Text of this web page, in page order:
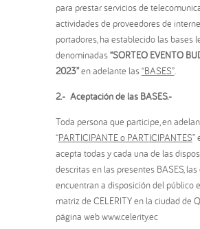
para prestar servicios de
actividades de proveedores de
portadores, ha establecido las bases
denominadas“SORTEO EVENTO
2023”en adelante las“BASES”.
2.- Aceptación de las BASES.-
Toda persona que participe, en
“PARTICIPANTE o PARTICIPANTES”
acepta todas y cada una de las
descritas en las presentes BASES, las
encuentran a disposición del público
matriz de CELERITY en la ciudad de
página webwww.celerity.ec